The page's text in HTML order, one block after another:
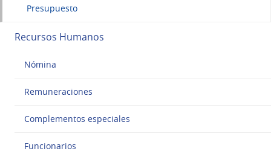
Presupuesto
Recursos Humanos
Nómina
Remuneraciones
Complementos especiales
Funcionarios